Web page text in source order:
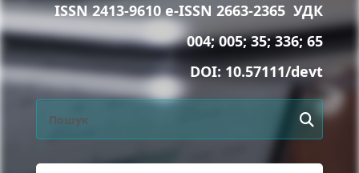
ISSN 2413-9610 e-ISSN 2663-2365 УДК
004; 005; 35; 336; 65
DOI:10.57111/devt